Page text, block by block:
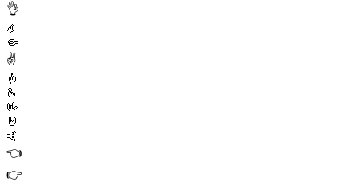
👌
🤌
🤏
✌️
🤞
🫰
🤟
🤘
🤙
👈
👉